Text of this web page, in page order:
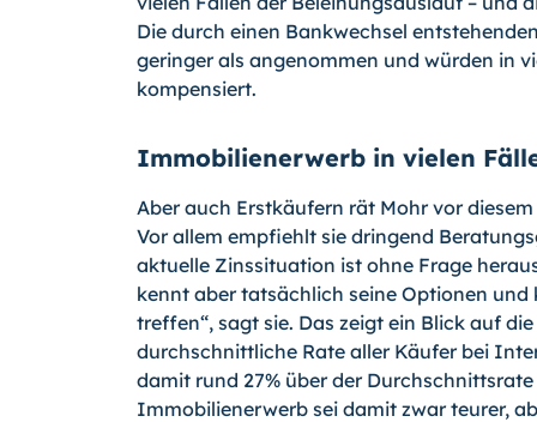
Die durch einen Bankwechsel
geringer als angenommen und würden in
kompensiert.
Immobilienerwerb in vielen
Aber auch Erstkäufern rät Mohr vor
Vor allem empfiehlt sie dringend
aktuelle Zinssituation ist ohne Frage
kennt aber tatsächlich seine Optionen
treffen“, sagt sie. Das zeigt ein Blick auf
durchschnittliche Rate aller Käufer bei
damit rund 27% über der
Immobilienerwerb sei damit zwar teurer,